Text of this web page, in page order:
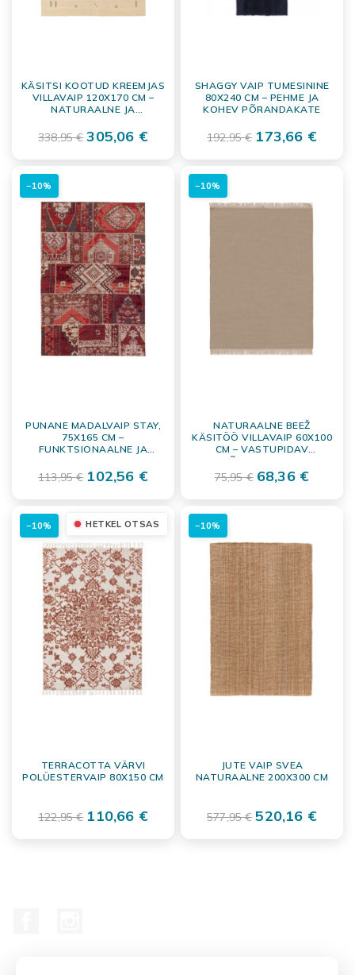
KÄSITSI KOOTUD KREEMJAS
VILLAVAIP 120X170 CM –
NATURAALNE JA
PÕRANDAKATE
338,95 € 305,06 €
SHAGGY VAIP TUMESININE
80X240 CM – PEHME JA
KOHEV PÕRANDAKATE
192,95 € 173,66 €
PUNANE MADALVAIP STAY,
75X165 CM –
FUNKTSIONAALNE JA
113,95 € 102,56 €
−10%
NATURAALNE BEEŽ
KÄSITÖÖ VILLAVAIP 60X100
CM – VASTUPIDAV
PÕRANDAKATE
75,95 € 68,36 €
−10%
HETKEL OTSAS
TERRACOTTA VÄRVI
POLÜESTERVAIP 80X150 CM
122,95 € 110,66 €
−10%
JUTE VAIP SVEA
NATURAALNE 200X300 CM
577,95 € 520,16 €
−10%